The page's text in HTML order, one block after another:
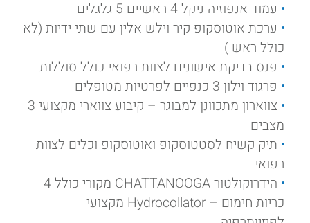
עמוד אנפוזיה ניקל 4 ראשיים 5 גלגלים
ערכת אוטוסקופ קיר וילש אלין עם שתי ידיות (לא
כולל ראש )
פנס בדיקת אישונים לצוות רפואי כולל סוללות
פרגוד וילון 3 כנפיים לפרטיות מטופלים
צווארון מתכוונן למבוגר – קיבוע צווארי מקצועי 3
מצבים
תיק קשיח לסטטוסקופ ואוטוסקופ וכלים לצוות
רפואי
הידרוקולטור CHATTANOOGA מקורי כולל 4
כריות חימום – Hydrocollator מקצועי